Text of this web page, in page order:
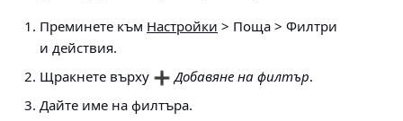
Преминете към Настройки > Поща > Филтри
и действия.
Щракнете върху
Добавяне на филтър.
Дайте име на филтъра.